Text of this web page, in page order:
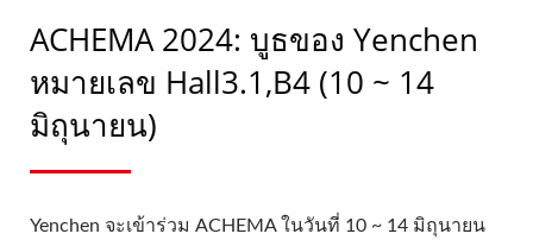
ACHEMA 2024: บูธของ Yenchen
หมายเลข Hall3.1,B4 (10 ~ 14
มิถุนายน)
Yenchen จะเข้าร่วม ACHEMA ในวันที่ 10 ~ 14 มิถุนายน